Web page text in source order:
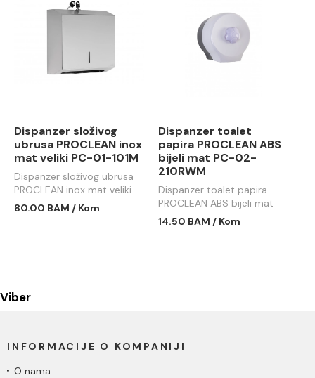
Dispanzer složivog
ubrusa PROCLEAN inox
mat veliki PC-01-101M
Dispanzer složivog ubrusa
PROCLEAN inox mat veliki
PC-01-101M
80.00 BAM / Kom
Dispanzer toalet
papira PROCLEAN ABS
bijeli mat PC-02-
210RWM
Dispanzer toalet papira
PROCLEAN ABS bijeli mat
PC-02-210RWM
14.50 BAM / Kom
Viber
INFORMACIJE O KOMPANIJI
O nama